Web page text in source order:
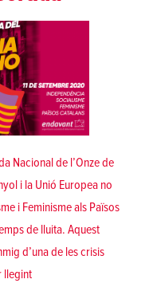
Nacional de l’Onze de
i la Unió Europea no
i Feminisme als Països
de lluita. Aquest
d’una de les crisis
llegint«Onze de Setembre de